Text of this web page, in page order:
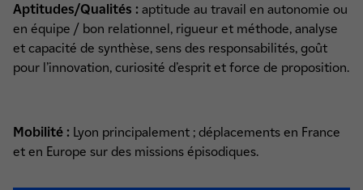
Aptitudes/Qualités : aptitude au travail en autonomie ou
en équipe / bon relationnel, rigueur et méthode, analyse
et capacité de synthèse, sens des responsabilités, goût
pour l’innovation, curiosité d’esprit et force de proposition.
Mobilité : Lyon principalement ; déplacements en France
et en Europe sur des missions épisodiques.